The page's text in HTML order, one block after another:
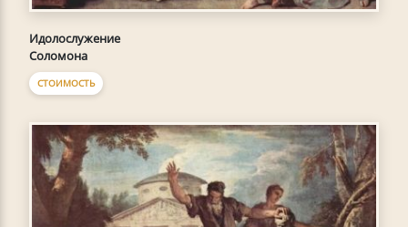
Идолослужение
Соломона
СТОИМОСТЬ